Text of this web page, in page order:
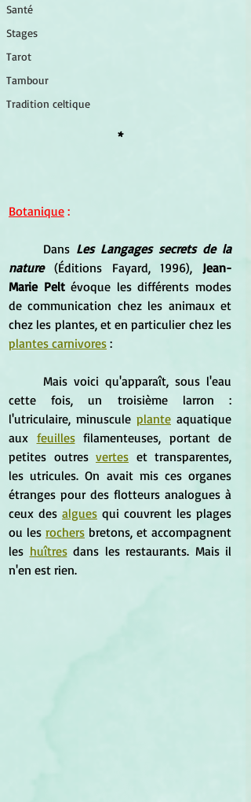
Santé
Stages
Tarot
Tambour
Tradition celtique
*
Botanique :
	Dans
Les Langages secrets de la
nature (Éditions Fayard, 1996), Jean-
Marie Pelt évoque les différents modes
de communication chez les animaux et
plantes carnivores :
cette fois, un troisième larron :
l'utriculaire, minuscule plante aquatique
aux feuilles filamenteuses, portant de
petites outres vertes et transparentes,
les utricules. On avait mis ces organes
étranges pour des flotteurs analogues à
ceux des algues qui couvrent les plages
ou les rochers bretons, et accompagnent
les huîtres dans les restaurants. Mais il
n'en est rien.